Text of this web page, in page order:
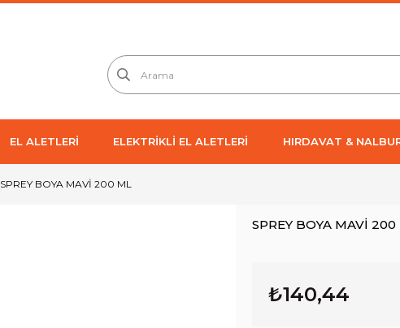
EL ALETLERİ ELEKTRİKLİ EL ALETLERİ HIRDAVAT &
SPREY BOYA MAVİ 200 ML
SPREY BOYA MAVİ 200
₺140,44